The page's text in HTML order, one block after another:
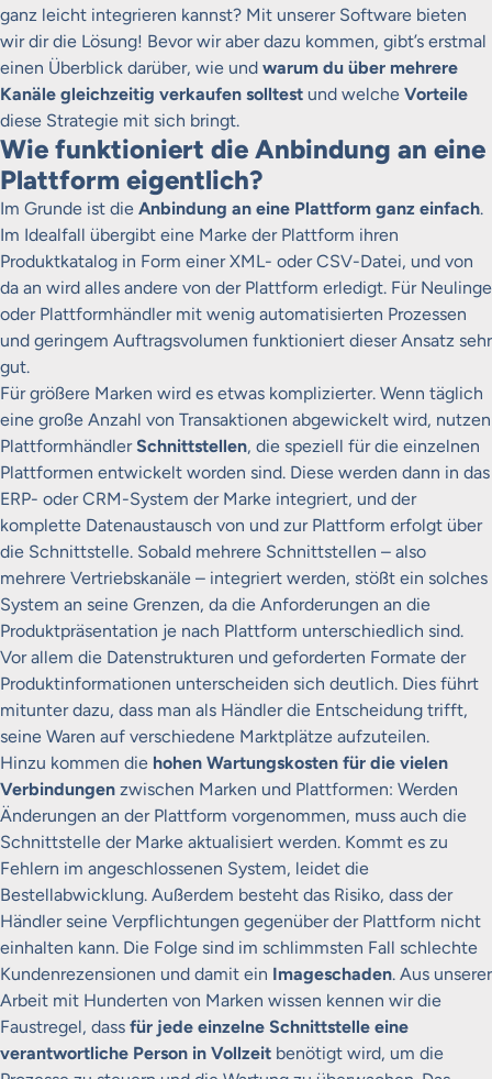
ganz leicht integrieren kannst? Mit unserer Software bieten
wir dir die Lösung! Bevor wir aber dazu kommen, gibt’s erstmal
einen Überblick darüber, wie und warum du über mehrere
Kanäle gleichzeitig verkaufen solltest und welche Vorteile
diese Strategie mit sich bringt.
Wie funktioniert die Anbindung an eine
Plattform eigentlich?
Im Grunde ist die Anbindung an eine Plattform ganz einfach.
Im Idealfall übergibt eine Marke der Plattform ihren
Produktkatalog in Form einer XML- oder CSV-Datei, und von
da an wird alles andere von der Plattform erledigt. Für Neulinge
oder Plattformhändler mit wenig automatisierten Prozessen
und geringem Auftragsvolumen funktioniert dieser Ansatz sehr
gut.
Für größere Marken wird es etwas komplizierter. Wenn täglich
eine große Anzahl von Transaktionen abgewickelt wird, nutzen
PlattformhändlerSchnittstellen, die speziell für die einzelnen
Plattformen entwickelt worden sind. Diese werden dann in das
ERP- oder CRM-System der Marke integriert, und der
komplette Datenaustausch von und zur Plattform erfolgt über
die Schnittstelle. Sobald mehrere Schnittstellen – also
mehrere Vertriebskanäle – integriert werden, stößt ein solches
System an seine Grenzen, da die Anforderungen an die
Produktpräsentation je nach Plattform unterschiedlich sind.
Vor allem die Datenstrukturen und geforderten Formate der
Produktinformationen unterscheiden sich deutlich. Dies führt
mitunter dazu, dass man als Händler die Entscheidung trifft,
seine Waren auf verschiedene Marktplätze aufzuteilen.
Hinzu kommen die hohen Wartungskosten für die vielen
Verbindungen zwischen Marken und Plattformen: Werden
Änderungen an der Plattform vorgenommen, muss auch die
Schnittstelle der Marke aktualisiert werden. Kommt es zu
Fehlern im angeschlossenen System, leidet die
Bestellabwicklung. Außerdem besteht das Risiko, dass der
Händler seine Verpflichtungen gegenüber der Plattform nicht
einhalten kann. Die Folge sind im schlimmsten Fall schlechte
Kundenrezensionen und damit ein Imageschaden. Aus unserer
Arbeit mit Hunderten von Marken wissen kennen wir die
Faustregel, dass für jede einzelne Schnittstelle eine
verantwortliche Person in Vollzeit benötigt wird, um die